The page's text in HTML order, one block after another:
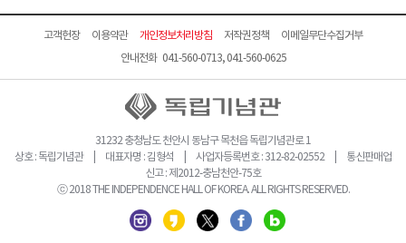
고객헌장 이용약관 개인정보처리방침 저작권정책
이메일무단수집거부
안내전화 041-560-0713, 041-560-0625
31232 충청남도 천안시 동남구 목천읍 독립기념관로 1
상호 : 독립기념관 | 대표자명 : 김형석 | 사업자등록번호 : 312-82-02552 | 통신판매업
신고 : 제2012-충남천안-75호
ⓒ 2018 THE INDEPENDENCE HALL OF KOREA. ALL RIGHTS RESERVED.